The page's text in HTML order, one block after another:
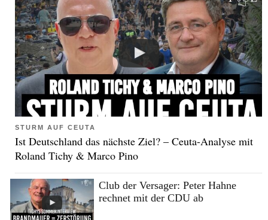
STURM AUF CEUTA
Ist Deutschland das nächste Ziel? – Ceuta-Analyse mit
Roland Tichy & Marco Pino
Club der Versager: Peter Hahne
rechnet mit der CDU ab